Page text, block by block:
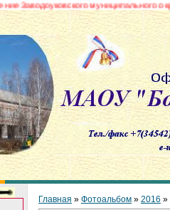
муниципального
Главная » Фотоальбом » 2016 »